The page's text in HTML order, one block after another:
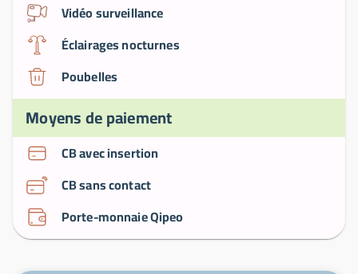
Vidéo surveillance
Éclairages nocturnes
Poubelles
Moyens de paiement
CB avec insertion
CB sans contact
Porte-monnaie Qipeo